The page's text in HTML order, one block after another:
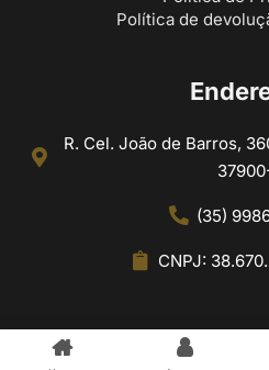
Política de
R. Cel. João de Barros,
(35)
CNPJ: